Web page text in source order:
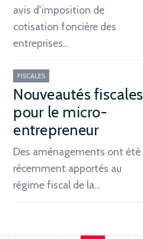
avis d'imposition de
cotisation foncière des
entreprises…
FISCALES
Nouveautés fiscales
pour le micro-
entrepreneur
Des aménagements ont été
récemment apportés au
régime fiscal de la…